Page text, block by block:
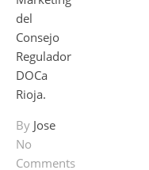
del
Consejo
Regulador
DOCa
Rioja.
By Jose
No
Comments